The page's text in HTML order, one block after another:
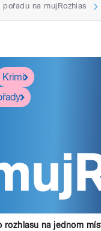
na mujRozhlas
Krimi
rozhlasu na jednom